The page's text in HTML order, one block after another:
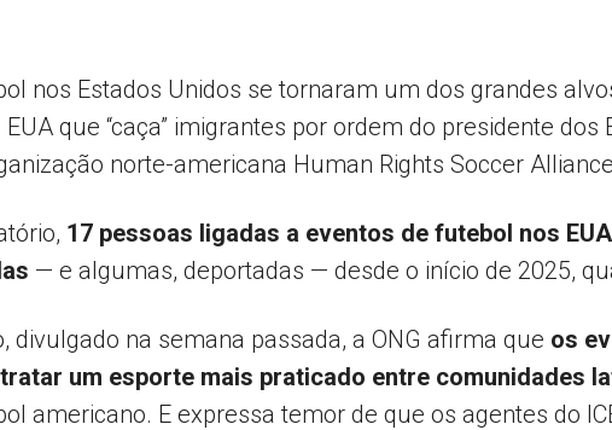
Popular
nos Estados Unidos se tornaram um dos grandes
que “caça” imigrantes por ordem do presidente
norte-americana Human Rights Soccer
17 pessoas ligadas a eventos de futebol nos
— e algumas, deportadas — desde o início de 2025,
divulgado na semana passada, a ONG afirma que os
um esporte mais praticado entre comunidades
americano. E expressa temor de que os agentes do